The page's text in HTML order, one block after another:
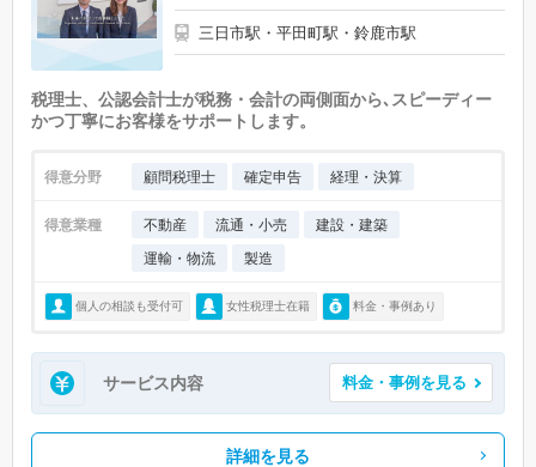
三日市駅・平田町駅・鈴鹿市駅
税理士、公認会計士が税務・会計の両側面から､スピーディー
かつ丁寧にお客様をサポートします。
得意分野 顧問税理士 確定申告 経理・決算
得意業種 不動産 流通・小売
建設・建築
運輸・物流
製造
個人の相談も受付可 女性税理士在籍 料金・事例あり
サービス内容 料金・事例を見る
詳細を見る